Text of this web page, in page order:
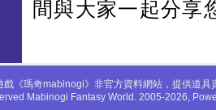
間與大家一起分享
戲《瑪奇mabinogi》非官方資料網站，提供道
Mabinogi Fantasy World. 2005-2026,